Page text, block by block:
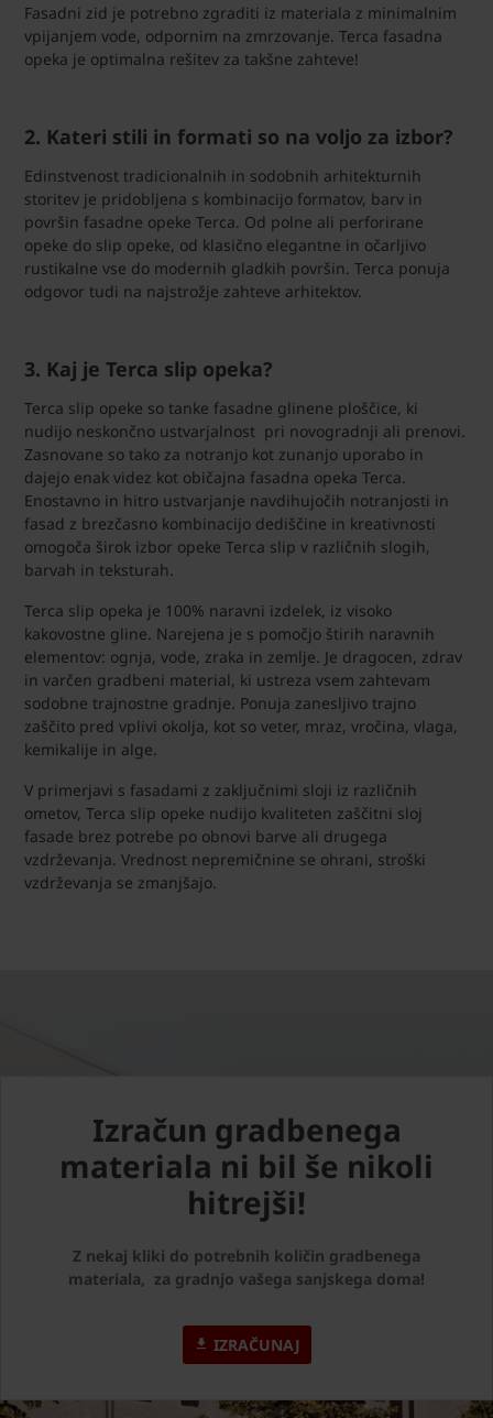
Fasadni zid je potrebno zgraditi iz materiala z minimalnim
vpijanjem vode, odpornim na zmrzovanje. Terca fasadna
opeka je optimalna rešitev za takšne zahteve!
2. Kateri stili in formati so na voljo za izbor?
Edinstvenost tradicionalnih in sodobnih arhitekturnih
storitev je pridobljena s kombinacijo formatov, barv in
površin fasadne opeke Terca. Od polne ali perforirane
opeke do slip opeke, od klasično elegantne in očarljivo
rustikalne vse do modernih gladkih površin. Terca ponuja
odgovor tudi na najstrožje zahteve arhitektov.
3. Kaj je Terca slip opeka?
Terca slip opeke so tanke fasadne glinene ploščice, ki
nudijo neskončno ustvarjalnost pri novogradnji ali prenovi.
Zasnovane so tako za notranjo kot zunanjo uporabo in
dajejo enak videz kot običajna fasadna opeka Terca.
Enostavno in hitro ustvarjanje navdihujočih notranjosti in
fasad z brezčasno kombinacijo dediščine in kreativnosti
omogoča širok izbor opeke Terca slip v različnih slogih,
barvah in teksturah.
Terca slip opeka je 100% naravni izdelek, iz visoko
kakovostne gline. Narejena je s pomočjo štirih naravnih
elementov: ognja, vode, zraka in zemlje. Je dragocen, zdrav
in varčen gradbeni material, ki ustreza vsem zahtevam
sodobne trajnostne gradnje. Ponuja zanesljivo trajno
zaščito pred vplivi okolja, kot so veter, mraz, vročina, vlaga,
kemikalije in alge.
V primerjavi s fasadami z zaključnimi sloji iz različnih
ometov, Terca slip opeke nudijo kvaliteten zaščitni sloj
fasade brez potrebe po obnovi barve ali drugega
vzdrževanja. Vrednost nepremičnine se ohrani, stroški
vzdrževanja se zmanjšajo.
Izračun gradbenega
materiala ni bil še nikoli
hitrejši!
Z nekaj kliki do potrebnih količin gradbenega
materiala, za gradnjo vašega sanjskega doma!
IZRAČUNAJ